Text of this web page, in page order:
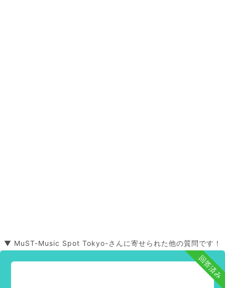
▼ MuST-Music Spot Tokyo-さんに寄せられた他の質問です！
回答済み